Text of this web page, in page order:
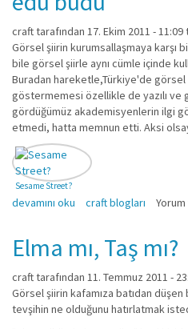
crafttarafından 17. Ekim 2011 -
Görsel şiirin kurumsallaşmaya karşı
bile görsel şiirle aynı cümle içinde
Buradan hareketle,Türkiye'de
göstermemesi özellikle de yazılı
gördüğümüz akademisyenlerin ilgi
etmedi, hatta memnun etti. Aksi
Sesame Street?
edu büdü hakkında
devamını oku craft blogları
Elma mı, Taş mı?
crafttarafından 11. Temmuz 2011 -
Görsel şiirin kafamıza batıdan
tevşihin ne olduğunu hatırlatmak